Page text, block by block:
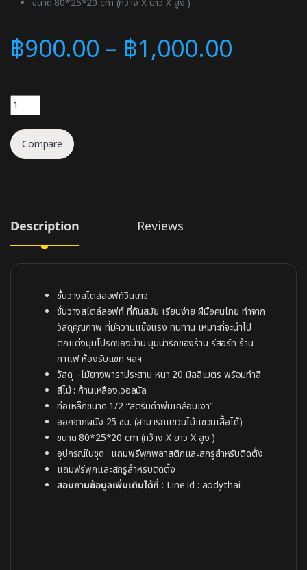
฿900.00 – ฿1,000.00
ชั้นวางของแต่งบ้านสไตล์ลอฟท์ quantity
Compare
Description Reviews
ชั้นวางสไตล์ลอฟท์วินเทจ
ชั้นวางสไตล์ลอฟท์ ที่ทันสมัย เรียบง่าย ฝีมือคนไทย ทำจาก
วัสดุคุณภาพ ที่มีความแข็งแรง ทนทาน เหมาะที่จะนำไป
ตกแต่งมุมโปรดของบ้าน มุมน่ารักของร้าน รีสอร์ท ร้าน
กาแฟ ห้องรับแขก ฯลฯ
วัสดุ -ไม้ยางพาราประสาน หนา 20 มิลลิเมตร พร้อมทำสี
สีไม้ : ก้านเหลือง,วอลนัล
ท่อเหล็กขนาด 1/2 “สตรีมดำพ่นเคลือบเงา”
ออกจากผนัง 25 ซม. (สามารถแขวนไม้แขวนเสื้อได้)
ขนาด 80*25*20 cm (กว้าง X ยาว X สูง )
อุปกรณ์ในชุด : แถมฟรีพุกพลาสติกและสกรูสำหรับติดตั้ง
แถมฟรีพุกและสกรูสำหรับติดตั้ง
สอบถามข้อมูลเพิ่มเติมได้ที่ : Line id : aodythai